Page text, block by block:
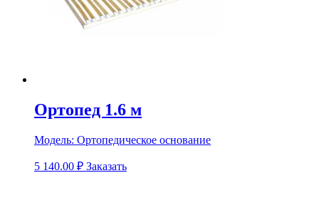
Ортопед 1.6 м
Модель: Ортопедическое основание
5 140.00 ₽ Заказать